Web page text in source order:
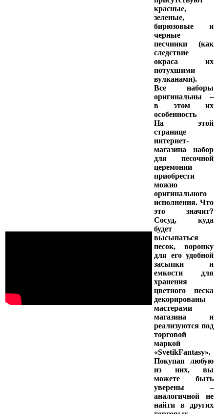
красные,
зеленые,
бирюзовые и
черные
песчинки (как
следствие
окраса их
потухшими
вулканами).
Все наборы
оригинальны –
в этом их
особенность
На этой
странице
интернет-
магазина набор
для песочной
церемонии
приобрести
можно
оригинального
исполнения. Что
это значит?
Сосуд, куда
будет
высыпаться
песок, воронку
для его удобной
засыпки и
емкости для
хранения
цветного песка
декорированы
мастерами
магазина и
реализуются под
торговой
маркой
«SvetikFantasy».
Покупая любую
из них, вы
можете быть
уверены –
аналогичной не
найти в других